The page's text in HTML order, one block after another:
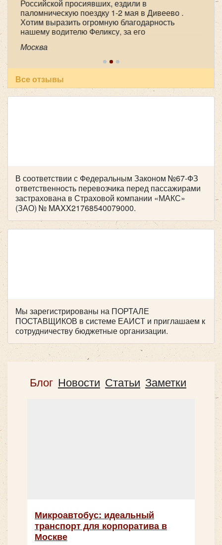
Российской просиявших, ездили в
паломническую поездку 1-2 мая в Дивеево .
Хотим выразить огромную благодарность
нашему водителю Феликсу, за его
пунктуальность . Побольше таких бы
специалистов! Очень приятный человек! В
автобусе всегда чисто, опрятно. Всем
рекомендуем пользоваться вашей транспортной
компанией , все слажено и главное надежно!
Желаем успехов и процветания !
Москва
Все отзывы
В соответствии с Федеральным Законом №67-ФЗ
ответственность перевозчика перед пассажирами
застрахована в Страховой компании «МАКС»
(ЗАО) № MAXX21768540079000.
Мы зарегистрированы на ПОРТАЛЕ
ПОСТАВЩИКОВ в системе ЕАИСТ и приглашаем к
сотрудничеству бюджетные организации.
Блог Новости Статьи Заметки
Микроавтобус: идеальный
транспорт для корпоратива в
Москве